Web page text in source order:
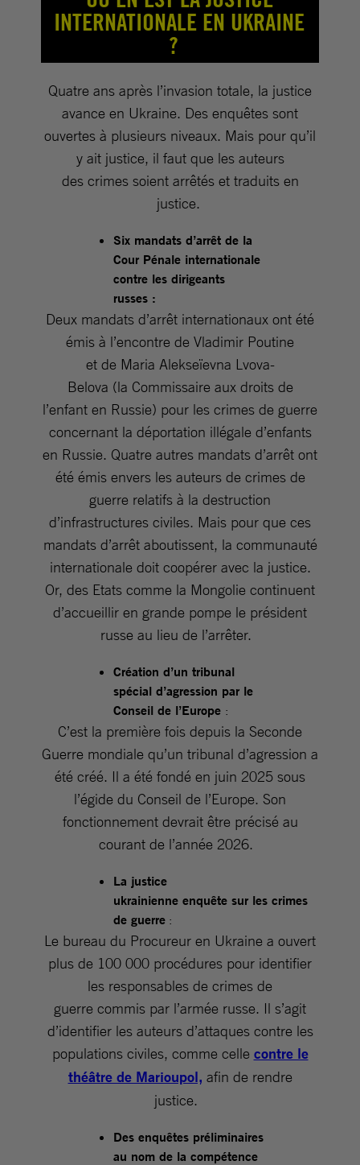
INTERNATIONALE EN UKRAINE
?
Quatre ans après l’invasion totale, la justice
avance en Ukraine. Des enquêtes sont
ouvertes à plusieurs niveaux. Mais pour qu’il
y ait justice, il faut que les auteurs
des crimes soient arrêtés et traduits en
justice.
Six mandats d’arrêt de la
Cour Pénale internationale
contre les dirigeants
russes :
Deux mandats d’arrêt internationaux ont été
émis à l’encontre de Vladimir Poutine
et de Maria Alekseïevna Lvova-
Belova (la Commissaire aux droits de
l’enfant en Russie) pour les crimes de guerre
concernant la déportation illégale d’enfants
en Russie. Quatre autres mandats d’arrêt ont
été émis envers les auteurs de crimes de
guerre relatifs à la destruction
d’infrastructures civiles. Mais pour que ces
mandats d’arrêt aboutissent, la communauté
internationale doit coopérer avec la justice.
Or, des Etats comme la Mongolie continuent
d’accueillir en grande pompe le président
russe au lieu de l’arrêter.
Création d’un tribunal
spécial d’agression par le
Conseil de l’Europe :
C’est la première fois depuis la Seconde
Guerre mondiale qu’un tribunal d’agression a
été créé. Il a été fondé en juin 2025 sous
l’égide du Conseil de l’Europe. Son
fonctionnement devrait être précisé au
courant de l’année 2026.
La justice
ukrainienne enquête sur les crimes
de guerre :
Le bureau du Procureur en Ukraine a ouvert
plus de 100 000 procédures pour identifier
les responsables de crimes de
guerre commis par l’armée russe. Il s’agit
d’identifier les auteurs d’attaques contre les
populations civiles, comme celle contre le
théâtre de Marioupol, afin de rendre
justice.
Des enquêtes préliminaires
au nom de la compétence